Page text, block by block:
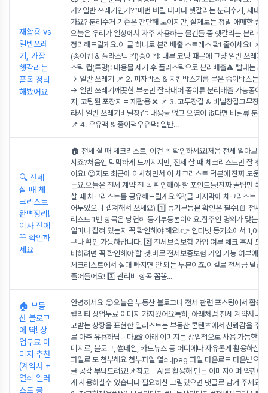
재활용 vs
일반쓰레
기, 가장
헷갈리는
품목 정리
해봤어요
가? 일반 쓰레기인가?”매번 버릴 때마다 헷갈리는 분리수거, 제대
가요? 분리수거 기준은 간단해 보이지만, 실제로는 정말 애매한 품
오늘은 우리가 일상에서 자주 사용하는 물건들 중 헷갈리는 분리수
정리해드릴게요.이 글 하나로 분리배출 스트레스 확! 줄이세요! 📌
(종이컵 & 플라스틱 컵)종이컵: 내부 코팅 때문에 그냥 일반 쓰레기
스틱 컵(투명): 내용물 제거 후 플라스틱으로 분리배출⚠️ 빨대는 재
→ 일반 쓰레기 📌 2. 피자박스 & 치킨박스기름 묻은 종이박스는 재
→ 일반 쓰레기깨끗한 부분만 잘라내어 종이류 분리배출 가능종이
지, 코팅된 포장지 = 재활용 ❌ 📌 3. 고무장갑 & 비닐장갑고무장갑
라서 일반 쓰레기비닐장갑: 내용물 없고 오염이 없다면 비닐류 분리
📌 4. 우유팩 & 종이팩우유팩: 일반...
🔍 전세
살 때 체
크리스트
완벽정리!
이사 전에
꼭 확인하
세요
🏠 전세 살 때 체크리스트, 이건 꼭 확인하세요!처음 전세 알아보는
시죠?처음엔 막막하게 느껴지지만, 전세 살 때 체크리스트만 잘 챙
어요! 😉저도 최근에 이사하면서 이 체크리스트 덕분에 진짜 도움
든요.오늘은 전세 계약 전 꼭 확인해야 할 포인트들!진짜 꿀팁만 쏙
살 때 체크리스트를 공유해드릴게요 💡(글 마지막에 체크리스트 표
어두었으니 캡쳐해서 쓰세요) 1️⃣ 등기부등본 확인은 필수!📄 전세
리스트 1번 항목은 당연히 등기부등본이에요.집주인 명의가 맞는지
얼마나 잡혀 있는지 꼭 확인해야 해요!👉 인터넷 등기소에서
구나 확인 가능하답니다. 2️⃣ 전세보증보험 가입 여부 체크 혹시 모
비하려면 꼭 확인해야 할 것!바로 전세보증보험 가입 가능 여부예요
체크리스트에서 절대 빠지면 안 되는 부분이죠.이걸로 전세금 날릴
줄어들어요! 3️⃣ 관리비 항목 꼼꼼...
🏠 부동
산 블로그
에 딱! 상
업무료 이
미지 추천
(계약서 +
열쇠 일러
스트 공
안녕하세요 😊오늘은 부동산 블로그나 전세 관련 포스팅에서 활용
퀄리티 상업무료 이미지 가져왔어요특히, 아래처럼 전세 계약서나
고받는 상황을 표현한 일러스트는 부동산 콘텐츠에서 신뢰감을 주
로 아주 유용하답니다.📸 아래 이미지는 상업적으로 사용 가능한 상
미지로, 블로그, 썸네일, 카드뉴스 등 어디에나 자유롭게 활용하실
파일로 도 첨부해요 첨부파일 열쇠.jpeg 파일 다운로드 다운받으신
글 공감 부탁드려요!📌참고 - AI를 활용해 만든 이미지이며 약관에
게 사용하실수 있습니다 필요하신 그림있으면 댓글로 남겨 주세요